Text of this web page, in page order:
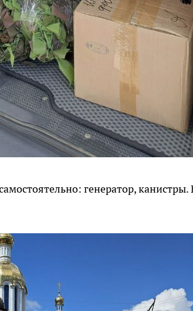
генератор, канистры.